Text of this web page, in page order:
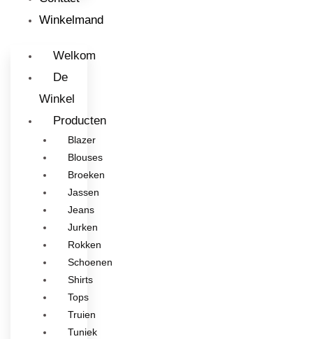
Winkelmand
Welkom
De
Winkel
Producten
Blazer
Blouses
Broeken
Jassen
Jeans
Jurken
Rokken
Schoenen
Shirts
Tops
Truien
Tuniek